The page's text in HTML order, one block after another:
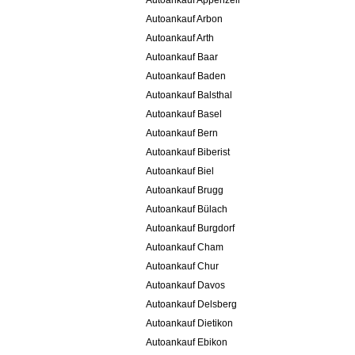
Autoankauf Arbon
Autoankauf Arth
Autoankauf Baar
Autoankauf Baden
Autoankauf Balsthal
Autoankauf Basel
Autoankauf Bern
Autoankauf Biberist
Autoankauf Biel
Autoankauf Brugg
Autoankauf Bülach
Autoankauf Burgdorf
Autoankauf Cham
Autoankauf Chur
Autoankauf Davos
Autoankauf Delsberg
Autoankauf Dietikon
Autoankauf Ebikon